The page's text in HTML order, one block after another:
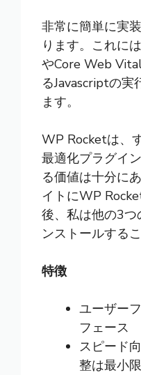
非常に簡単に実
ります。これに
やCore Web
るJavascriptの実
ます。
WP Rocketは、
最適化プラグイ
る価値は十分に
イトにWP
後、私は他の3つ
ンストールする
特徴
ユーザー
フェース
スピード
整は最小限